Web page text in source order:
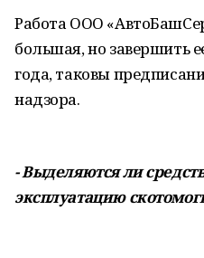
Работа ООО
большая, но завершить
года, таковы
надзора.
- Выделяются ли
эксплуатацию